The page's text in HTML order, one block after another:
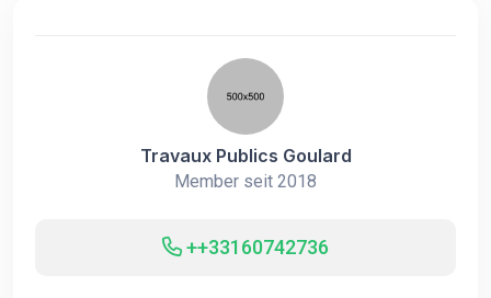
Travaux Publics Goulard
Member seit 2018
++33160742736